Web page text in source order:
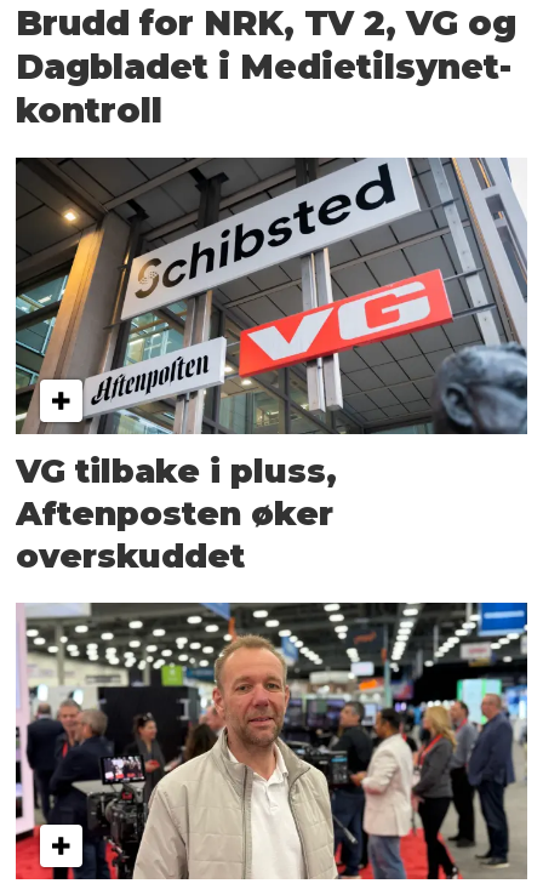
Brudd for NRK, TV 2, VG og
Dagbladet i Medietilsynet-
kontroll
VG tilbake i pluss,
Aftenposten øker
overskuddet